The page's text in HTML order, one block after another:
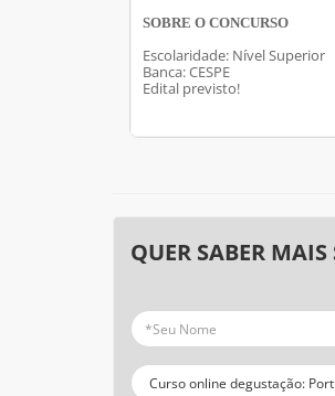
SOBRE O CONCURSO
Escolaridade: Nível Superior
Banca: CESPE
Edital previsto!
QUER SABER